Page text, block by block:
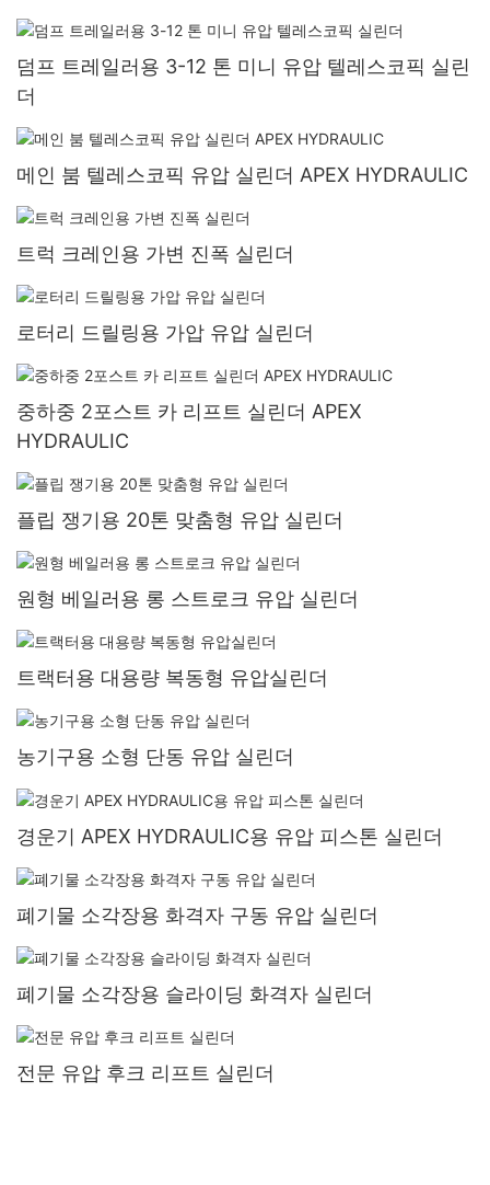
덤프 트레일러용 3-12 톤 미니 유압 텔레스코픽 실린
더
메인 붐 텔레스코픽 유압 실린더 APEX HYDRAULIC
트럭 크레인용 가변 진폭 실린더
로터리 드릴링용 가압 유압 실린더
중하중 2포스트 카 리프트 실린더 APEX
HYDRAULIC
플립 쟁기용 20톤 맞춤형 유압 실린더
원형 베일러용 롱 스트로크 유압 실린더
트랙터용 대용량 복동형 유압실린더
농기구용 소형 단동 유압 실린더
경운기 APEX HYDRAULIC용 유압 피스톤 실린더
폐기물 소각장용 화격자 구동 유압 실린더
폐기물 소각장용 슬라이딩 화격자 실린더
전문 유압 후크 리프트 실린더